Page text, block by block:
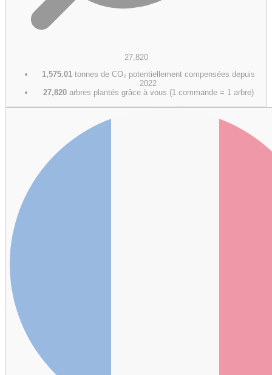
27,820
1,575.01tonnes de CO₂ potentiellement compensées depuis
2022
27,820 arbres plantés grâce à vous (1 commande = 1 arbre)